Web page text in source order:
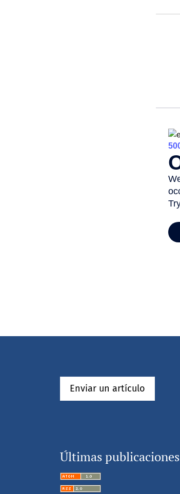
Enviar un artículo
Últimas publicaciones